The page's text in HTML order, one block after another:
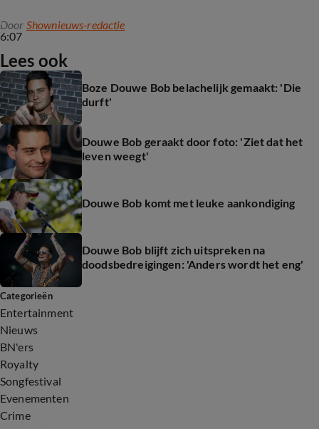
6:07
Door Shownieuws-redactie
Lees ook
Boze Douwe Bob belachelijk gemaakt: 'Die
durft'
Douwe Bob geraakt door foto: 'Ziet dat het
leven weegt'
Douwe Bob komt met leuke aankondiging
Douwe Bob blijft zich uitspreken na
doodsbedreigingen: 'Anders wordt het eng'
Categorieën
Entertainment
Nieuws
BN'ers
Royalty
Songfestival
Evenementen
Crime